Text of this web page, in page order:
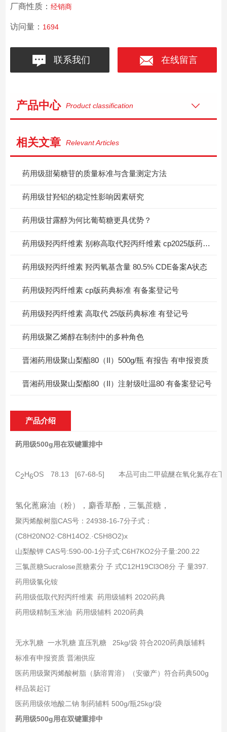
厂商性质： 经销商
访问量： 1694
联系我们 在线留言
产品中心 Product classification
相关文章 Relevant Articles
药用级甜菊糖苷的质量标准与含量测定方法
药用级甘羟铝的稳定性影响因素研究
药用级甘露醇为何比葡萄糖更具优势？
药用级羟丙纤维素 别称高取代羟丙纤维素 cp2025版药典标准
药用级羟丙纤维素 羟丙氧基含量 80.5% CDE备案A状态
药用级羟丙纤维素 cp版药典标准 有备案登记号
药用级羟丙纤维素 高取代 25版药典标准 有登记号
药用级聚乙烯醇在制剂中的多种角色
晋湘药用级聚山梨酯80（II）500g/瓶 有报告 有申报资质
晋湘药用级聚山梨酯80（II）注射级吐温80 有备案登记号
产品介绍
药用级500g用在双键重排中
C2H6OS　78.13   [67-68-5]　　本品可由二甲硫醚在氧化氮存
氢化蓖麻油（粉），麝香草酚，三氯蔗糖，
聚丙烯酸树脂CAS号：24938-16-7分子式：
(C8H20NO2·C8H14O2.·C5H8O2)x
山梨酸钾 CAS号:590-00-1分子式:C6H7KO2分子量:200.22
三氯蔗糖Sucralose蔗糖素分 子 式C12H19Cl3O8分 子 量397.
药用级氯化铵
药用级低取代羟丙纤维素 药用级辅料 2020药典
药用级精制玉米油 药用级辅料 2020药典
无水乳糖 一水乳糖 直压乳糖 25kg/袋 符合2020药典版辅料
标准有申报资质 晋湘供应
医药用级聚丙烯酸树脂（肠溶胃溶）（安徽产）符合药典500g
样品装起订
医药用级依地酸二钠 制药辅料 500g/瓶25kg/袋
药用级500g用在双键重排中